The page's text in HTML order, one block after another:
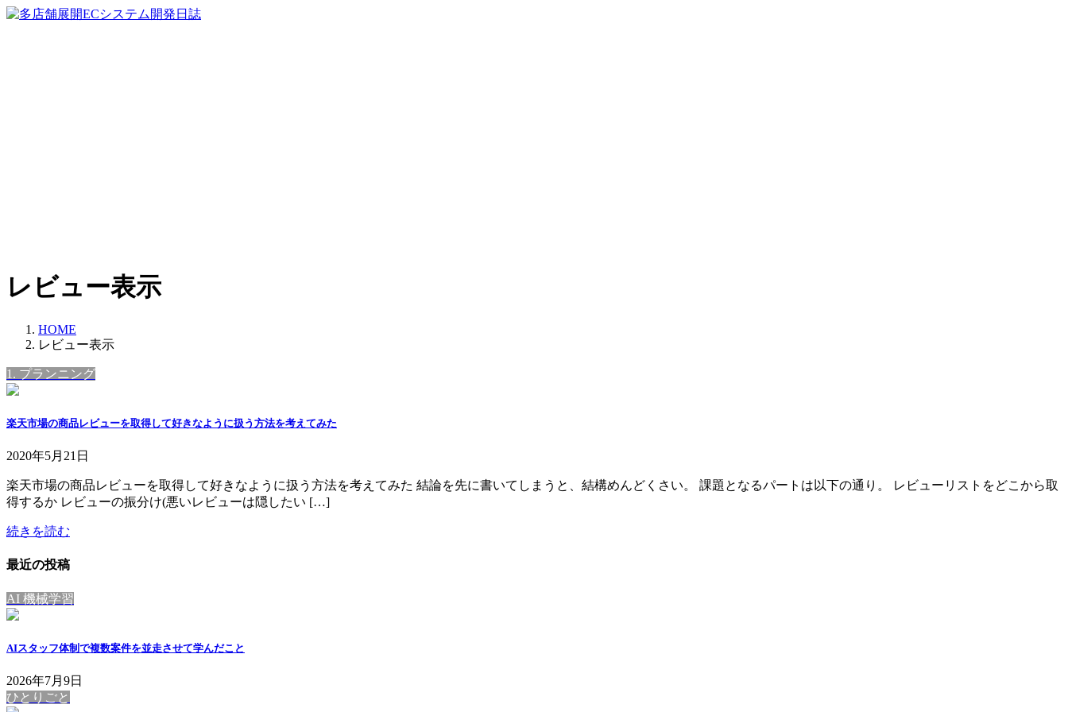
コ
ナ
レビュー表示
HOME
レビュー表示
1. プランニング
楽天市場の商品レビューを取得して好きなように扱う方法を考えてみた
2020年5月21日
楽天市場の商品レビューを取得して好きなように扱う方法を考えてみた 結論を先に書いてしまうと、結構めんどくさい。 課題となるパートは以下の通り。 レビューリストをどこから取
得するか レビューの振分け(悪いレビューは隠したい […]
続きを読む
最近の投稿
AI 機械学習
AIスタッフ体制で複数案件を並走させて学んだこと
2026年7月9日
ひとりごと